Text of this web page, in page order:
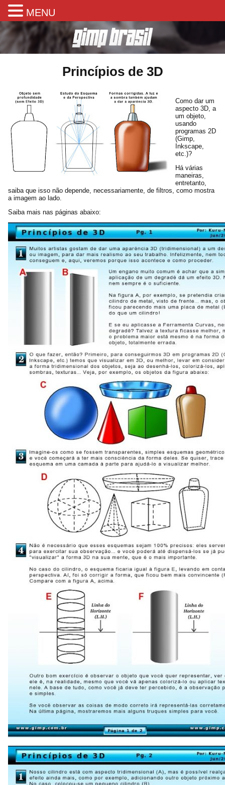
Princípios de 3D
Como dar um
aspecto 3D, a
um objeto,
usando
programas 2D
(Gimp,
Inkscape,
etc.)?
Há várias
maneiras,
entretanto,
saiba que isso não depende, necessariamente, de filtros, como mostra
a imagem ao lado.
Saiba mais nas páginas abaixo:
MENU